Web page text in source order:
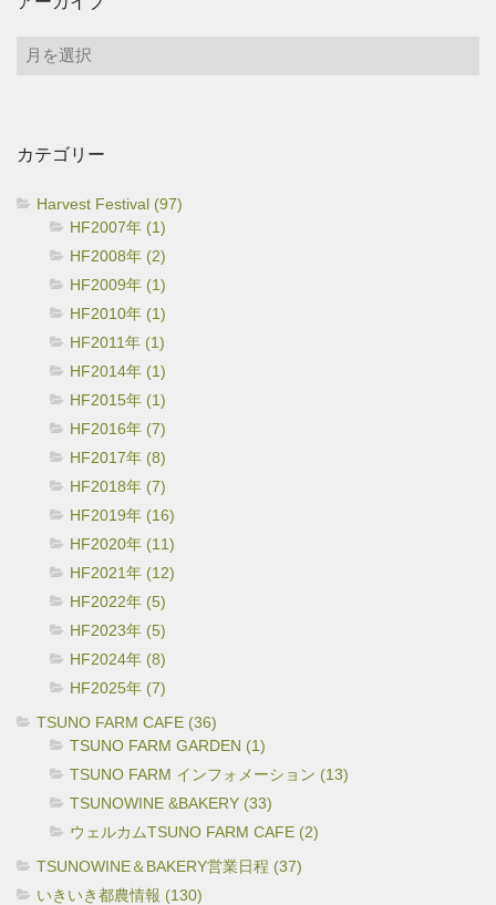
ア
ブ
カテゴリー
Harvest Festival (97)
HF2007年 (1)
HF2008年 (2)
HF2009年 (1)
HF2010年 (1)
HF2011年 (1)
HF2014年 (1)
HF2015年 (1)
HF2016年 (7)
HF2017年 (8)
HF2018年 (7)
HF2019年 (16)
HF2020年 (11)
HF2021年 (12)
HF2022年 (5)
HF2023年 (5)
HF2024年 (8)
HF2025年 (7)
TSUNO FARM CAFE (36)
TSUNO FARM GARDEN (1)
TSUNO FARM インフォメーション (13)
TSUNOWINE &BAKERY (33)
ウェルカムTSUNO FARM CAFE (2)
TSUNOWINE＆BAKERY営業日程 (37)
いきいき都農情報 (130)